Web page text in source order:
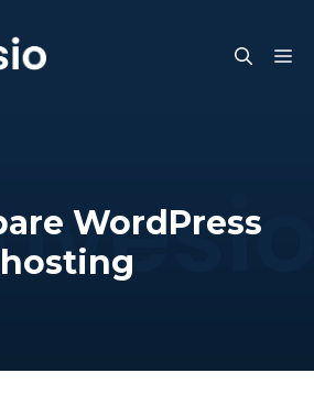
WordPress
hosting